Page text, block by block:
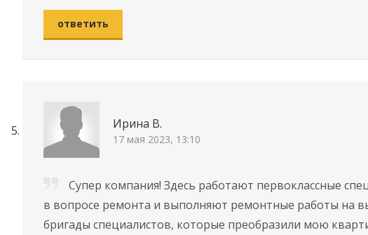
ответить
Ирина В.
17 мая 2023, 13:10
Супер компания! Здесь работают первоклассные
в вопросе ремонта и выполняют ремонтные работы на
бригады специалистов, которые преобразили мою